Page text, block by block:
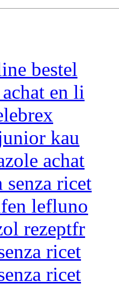
bestel
en li
kau
achat
senza ricet
lefluno
rezeptfr
ricet
ricet